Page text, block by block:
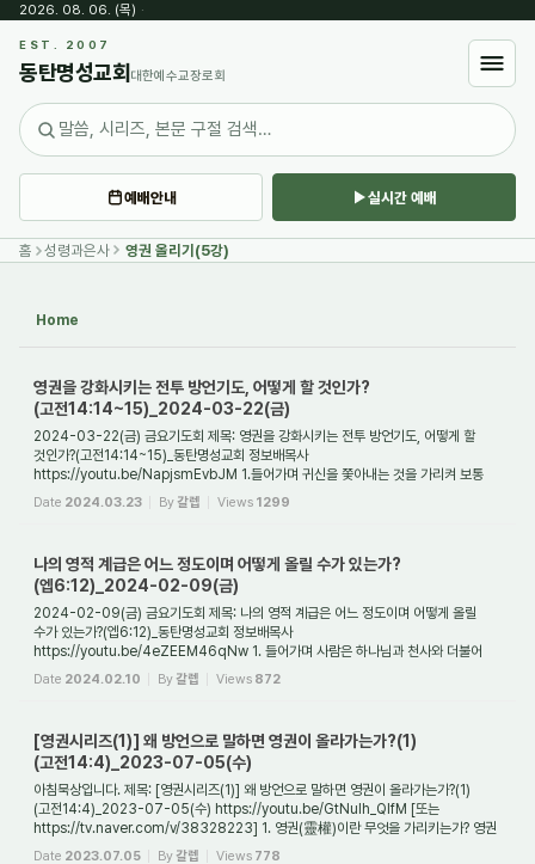
2026. 08. 06. (목) ·
EST. 2007
동탄명성교회 대한예수교장로회
예배안내 실시간 예배
홈 성령과은사 영권 올리기(5강)
Home
영권을 강화시키는 전투 방언기도, 어떻게 할 것인가?
(고전14:14~15)_2024-03-22(금)
2024-03-22(금) 금요기도회 제목: 영권을 강화시키는 전투 방언기도, 어떻게 할
것인가?(고전14:14~15)_동탄명성교회 정보배목사
https://youtu.be/NapjsmEvbJM 1.들어가며 귀신을 쫓아내는 것을 가리켜 보통
'축사'라고 부른다. 그런데 축사의 대부분은 나 자...
Date 2024.03.23 By갈렙 Views 1299
나의 영적 계급은 어느 정도이며 어떻게 올릴 수가 있는가?
(엡6:12)_2024-02-09(금)
2024-02-09(금) 금요기도회 제목: 나의 영적 계급은 어느 정도이며 어떻게 올릴
수가 있는가?(엡6:12)_동탄명성교회 정보배목사
https://youtu.be/4eZEEM46qNw 1. 들어가며 사람은 하나님과 천사와 더불어
영을 가진 존재다(요4:24, 히1:14, 슥12:1). 하나님은...
Date 2024.02.10 By갈렙 Views 872
[영권시리즈(1)] 왜 방언으로 말하면 영권이 올라가는가?(1)
(고전14:4)_2023-07-05(수)
아침묵상입니다. 제목: [영권시리즈(1)] 왜 방언으로 말하면 영권이 올라가는가?(1)
(고전14:4)_2023-07-05(수) https://youtu.be/GtNuIh_QlfM [또는
https://tv.naver.com/v/38328223] 1. 영권(靈權)이란 무엇을 가리키는가? 영권
(靈權)이란 영적인 권세를 가...
Date 2023.07.05 By갈렙 Views 778
Sketchbook5, 스케치북5
Sketchbook5, 스케치북5